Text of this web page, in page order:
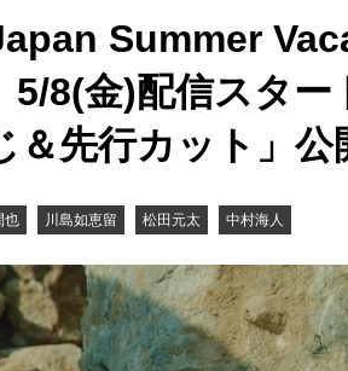
Summer
8(金)配信スタ
＆先行カット」公
也 川島如恵留 松田元太 中村海人